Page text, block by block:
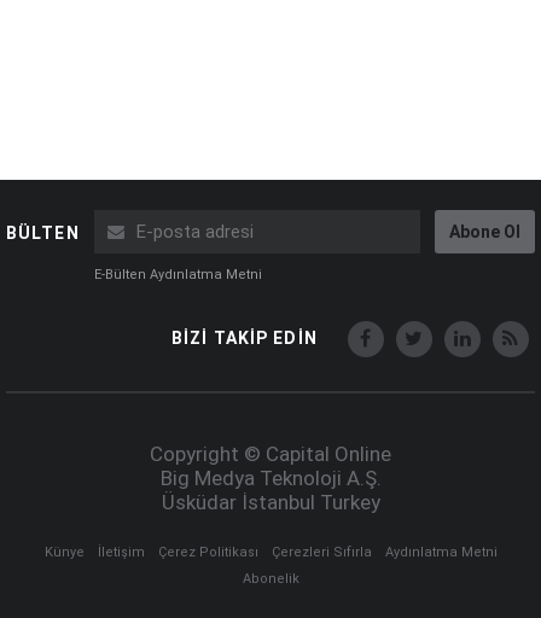
BÜLTEN Abone Ol
E-Bülten Aydınlatma Metni
BİZİ TAKİP EDİN
Copyright © Capital Online
Big Medya Teknoloji A.Ş.
Üsküdar İstanbul Turkey
Künye İletişim Çerez Politikası Çerezleri Sıfırla
Aydınlatma Metni
Abonelik